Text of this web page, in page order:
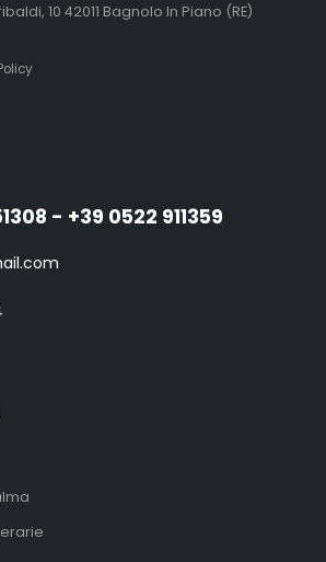
10 42011 Bagnolo In Piano (RE)
- +39 0522 911359